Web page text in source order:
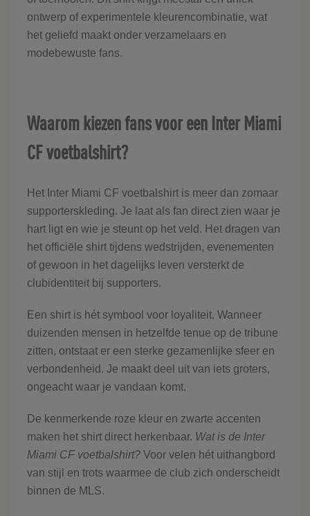
ontwerp of experimentele kleurencombinatie, wat
het geliefd maakt onder verzamelaars en
modebewuste fans.
Waarom kiezen fans voor een Inter Miami
CF voetbalshirt?
Het Inter Miami CF voetbalshirt is meer dan zomaar
supporterskleding. Je laat als fan direct zien waar je
hart ligt en wie je steunt op het veld. Het dragen van
het officiële shirt tijdens wedstrijden, evenementen
of gewoon in het dagelijks leven versterkt de
clubidentiteit bij supporters.
Een shirt is hét symbool voor loyaliteit. Wanneer
duizenden mensen in hetzelfde tenue op de tribune
zitten, ontstaat er een sterke gezamenlijke sfeer en
verbondenheid. Je maakt deel uit van iets groters,
ongeacht waar je vandaan komt.
De kenmerkende roze kleur en zwarte accenten
maken het shirt direct herkenbaar. Wat is de Inter
Miami CF voetbalshirt? Voor velen hét uithangbord
van stijl en trots waarmee de club zich onderscheidt
binnen de MLS.